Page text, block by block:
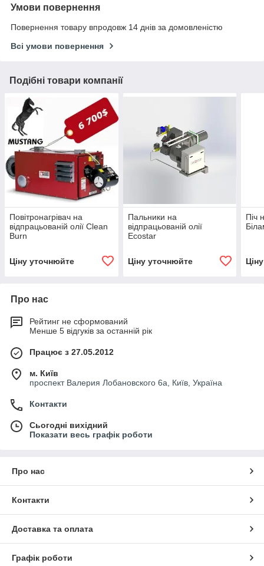
Умови повернення
Повернення товару впродовж 14 днів за домовленістю
Всі умови повернення
Подібні товари компанії
Повітронагрівач на
відпрацьованій олії Clean
Burn
Ціну уточнюйте
Пальники на
відпрацьованій олії
Ecostar
Ціну уточнюйте
Піч
Про нас
Рейтинг не сформований
Менше 5 відгуків за останній рік
Працює з 27.05.2012
м. Київ
проспект Валерия Лобановского 6а, Київ, Україна
Контакти
Сьогодні вихідний
Показати весь графік роботи
Про нас
Контакти
Доставка та оплата
Графік роботи